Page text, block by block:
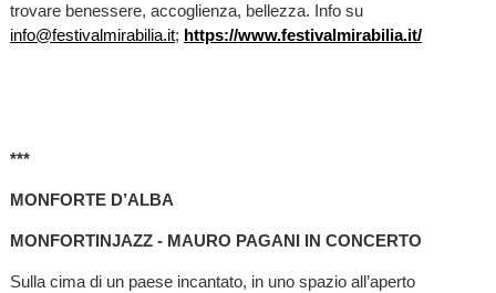
trovare benessere, accoglienza, bellezza. Info su
info@festivalmirabilia.it; https://www.festivalmirabilia.it/
***
MONFORTE D’ALBA
MONFORTINJAZZ - MAURO PAGANI IN CONCERTO
Sulla cima di un paese incantato, in uno spazio all’aperto